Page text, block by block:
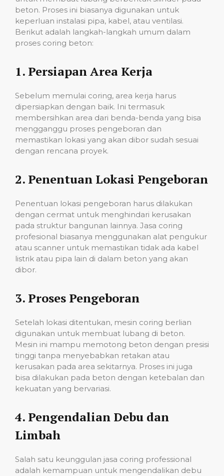
beton. Proses ini biasanya digunakan untuk
keperluan instalasi pipa, kabel, atau ventilasi.
Berikut adalah langkah-langkah umum dalam
proses coring beton:
1. Persiapan Area Kerja
Sebelum memulai coring, area kerja harus
dipersiapkan dengan baik. Ini termasuk
membersihkan area dari benda-benda yang bisa
mengganggu proses pengeboran dan
memastikan lokasi yang akan dibor sudah sesuai
dengan rencana proyek.
2. Penentuan Lokasi Pengeboran
Penentuan lokasi pengeboran harus dilakukan
dengan cermat untuk menghindari kerusakan
pada struktur bangunan lainnya. Jasa coring
profesional biasanya menggunakan alat pengukur
atau scanner untuk memastikan tidak ada kabel
listrik atau pipa lain di dalam beton yang akan
dibor.
3. Proses Pengeboran
Setelah lokasi ditentukan, mesin coring berlian
digunakan untuk membuat lubang di beton.
Mesin ini mampu memotong beton dengan presisi
tinggi tanpa menyebabkan retakan atau
kerusakan pada area sekitarnya. Proses ini juga
bisa dilakukan pada beton dengan ketebalan dan
kekuatan yang bervariasi.
4. Pengendalian Debu dan
Limbah
Salah satu keunggulan jasa coring professional
adalah kemampuan untuk mengendalikan debu